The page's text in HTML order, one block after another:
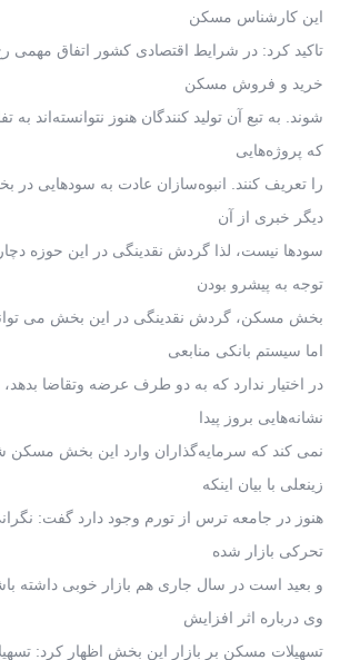
این کارشناس مسکن
تاکید کرد: در شرایط اقتصادی کشور اتفاق مهمی
خرید و فروش مسکن
شوند. به تبع آن تولید کنندگان هنوز نتوانسته‌اند به
که پروژه‌هایی
را تعریف کنند. انبوه‌سازان عادت به سودهایی
دیگر خبری از آن
سودها نیست، لذا گردش نقدینگی در این حوزه
توجه به پیشرو بودن
بخش مسکن، گردش نقدینگی در این بخش می
اما سیستم بانکی منابعی
در اختیار ندارد که به دو طرف عرضه وتقاضا بدهد،
نشانه‌هایی بروز پیدا
نمی کند که سرمایه‌گذاران وارد این بخش مسکن
زینعلی با بیان اینکه
هنوز در جامعه ترس از تورم وجود دارد گفت:
تحرکی بازار شده
و بعید است در سال جاری هم بازار خوبی داشته
وی درباره اثر افزایش
تسهیلات مسکن بر بازار این بخش اظهار کرد: